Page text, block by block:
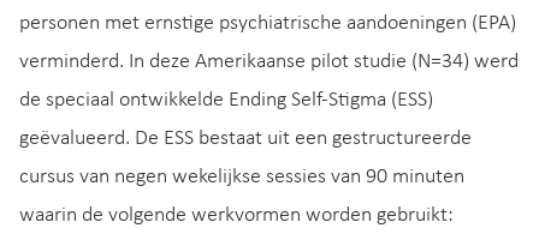
personen met ernstige psychiatrische aandoeningen (EPA)
verminderd. In deze Amerikaanse pilot studie (N=34) werd
de speciaal ontwikkelde Ending Self-Stigma (ESS)
geëvalueerd. De ESS bestaat uit een gestructureerde
cursus van negen wekelijkse sessies van 90 minuten
waarin de volgende werkvormen worden gebruikt: